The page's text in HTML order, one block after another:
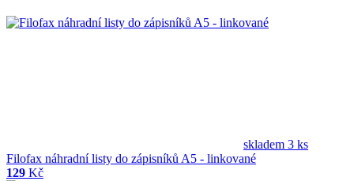
skladem 3 ks
Filofax náhradní listy do zápisníků A5 - linkované
129 Kč